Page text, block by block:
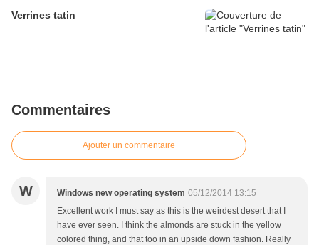
Verrines tatin
Commentaires
Ajouter un commentaire
W Windows new operating system 05/12/2014 13:15
Excellent work I must say as this is the weirdest desert that I
have ever seen. I think the almonds are stuck in the yellow
colored thing, and that too in an upside down fashion. Really